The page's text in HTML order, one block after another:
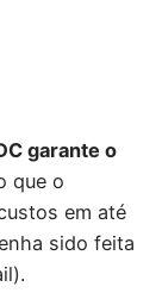
garante o
que o
em até
sido feita